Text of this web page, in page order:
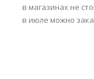
в магазинах не
в июле можно